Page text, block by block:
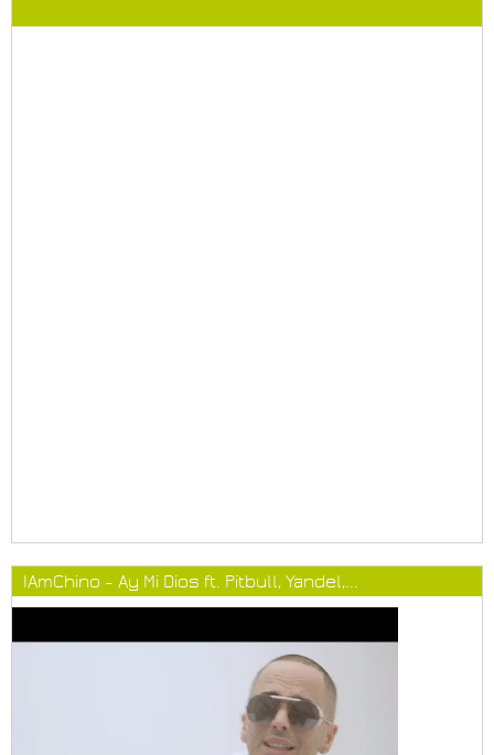
IAmChino - Ay Mi Dios ft. Pitbull, Yandel,...